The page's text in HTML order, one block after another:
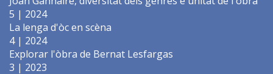
5 | 2024
La lenga d'òc en scèna
4 | 2024
Explorar l'òbra de Bernat Lesfargas
3 | 2023